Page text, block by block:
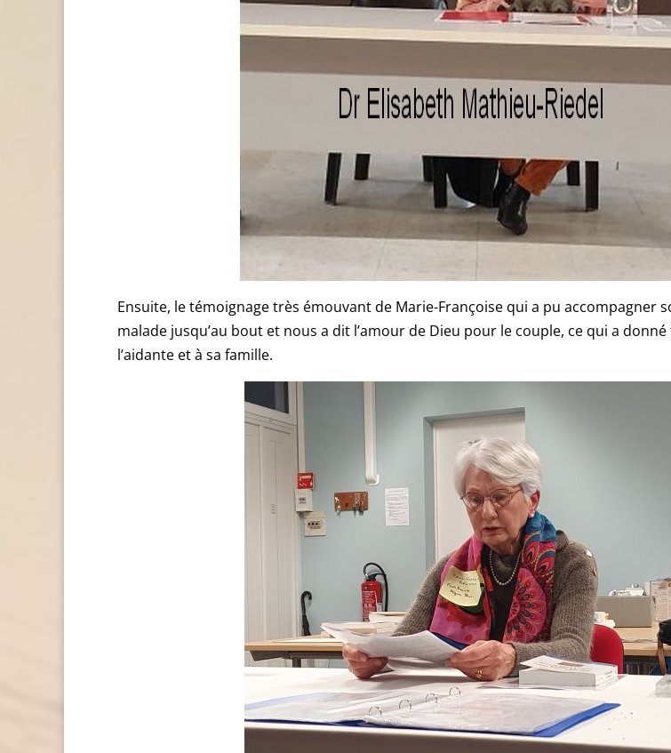
Ensuite, le témoignage très émouvant de Marie-Françoise qui a pu accompagner
malade jusqu’au bout et nous a dit l’amour de Dieu pour le couple, ce qui a
l’aidante et à sa famille.